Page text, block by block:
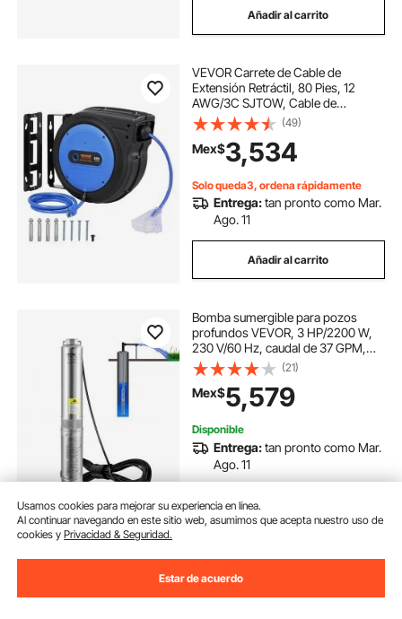
Añadir al carrito
VEVOR Carrete de Cable de
Extensión Retráctil, 80 Pies, 12
AWG/3C SJTOW, Cable de
Alimentación Retráctil con Toma
Triple Iluminada, Disyuntor de 15 A,
Soporte Giratorio de 180° en Techo
o Pared, Azul
(49)
Mex$3,534
Solo queda3, ordena rápidamente
Entrega:tan pronto como Mar.
Ago. 11
Añadir al carrito
Bomba sumergible para pozos
profundos VEVOR, 3 HP/2200 W,
230 V/60 Hz, caudal de 37 GPM,
altura de elevación de 640 pies, con
cable eléctrico de 33 pies, bombas
de agua de acero inoxidable de 4
pulgadas para uso industrial, de
riego y doméstico, grado de
impermeabilidad IP68.
(21)
Mex$5,579
Disponible
Entrega:tan pronto como Mar.
Ago. 11
Añadir al carrito
Usamos cookies para mejorar su experiencia en línea.
Al continuar navegando en este sitio web, asumimos que acepta nuestro uso de
cookies yPrivacidad & Seguridad.
Estar de acuerdo